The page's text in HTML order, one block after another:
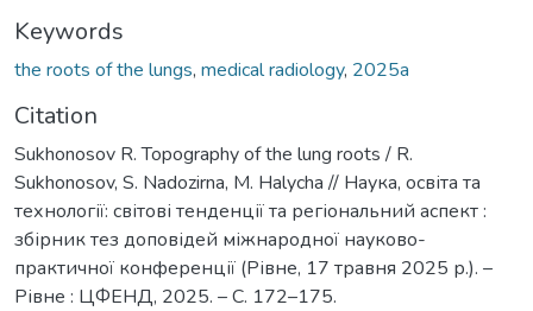
Keywords
the roots of the lungs, medical radiology, 2025а
Citation
Sukhonosov R. Topography of the lung roots / R.
Sukhonosov, S. Nadozirna, M. Halycha // Наука, освіта та
технології: світові тенденції та регіональний аспект :
збірник тез доповідей міжнародної науково-
практичної конференції (Рівне, 17 травня 2025 р.). –
Рівне : ЦФЕНД, 2025. – С. 172–175.